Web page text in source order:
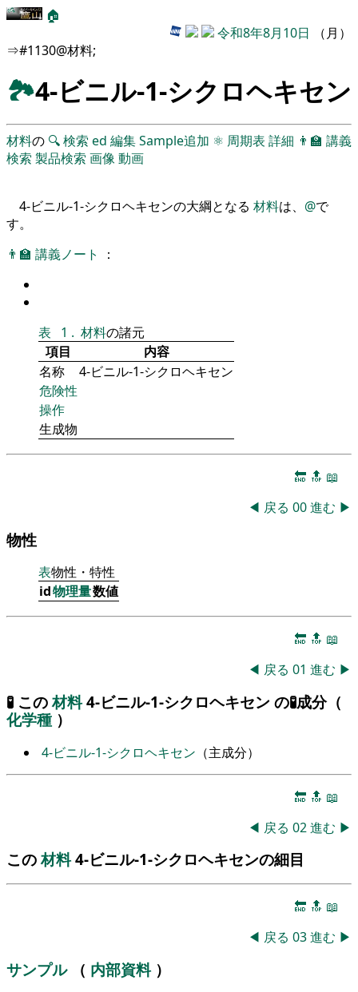
🏠
令和8年8月10日 （月）
⇒#1130@材料;
🏞4-ビニル-1-シクロヘキセン
材料の 🔍検索 ed 編集Sample追加 ⚛ 周期表 詳細 👨‍🏫 講義
検索 製品検索 画像動画
4-ビニル-1-シクロヘキセンの大綱となる 材料は、 @で
す。
👨‍🏫 講義ノート ：
表 1 . 材料の諸元
項目
内容
名称
4-ビニル-1-シクロヘキセン
危険性
操作
生成物
🔚 🔝 📖
◀ 戻る 00進む ▶
物性
表物性・特性
id物理量数値
🔚 🔝 📖
◀ 戻る 01 進む ▶
🧪 この材料4-ビニル-1-シクロヘキセン の🧪成分（
化学種 ）
4-ビニル-1-シクロヘキセン （主成分）
🔚 🔝 📖
◀ 戻る 02進む ▶
この材料4-ビニル-1-シクロヘキセンの細目
🔚 🔝 📖
◀ 戻る 03進む ▶
サンプル （ 内部資料 ）